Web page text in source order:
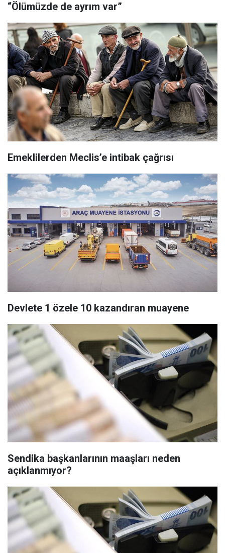
“Ölümüzde de ayrım var”
Emeklilerden Meclis’e intibak çağrısı
Devlete 1 özele 10 kazandıran muayene
Sendika başkanlarının maaşları neden
açıklanmıyor?